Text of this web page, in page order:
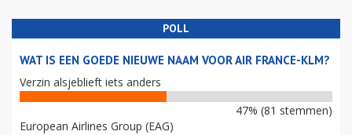
POLL
WAT IS EEN GOEDE NIEUWE NAAM VOOR AIR FRANCE-KLM?
Verzin alsjeblieft iets anders
47% (81 stemmen)
European Airlines Group (EAG)